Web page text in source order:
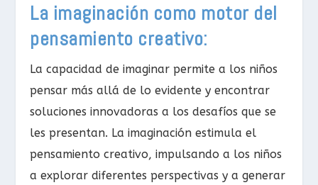
La imaginación como motor del
pensamiento creativo:
La capacidad de imaginar permite a los niños
pensar más allá de lo evidente y encontrar
soluciones innovadoras a los desafíos que se
les presentan. La imaginación estimula el
pensamiento creativo, impulsando a los niños
a explorar diferentes perspectivas y a generar